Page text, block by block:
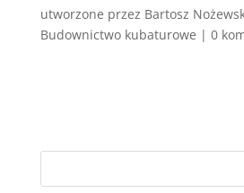
utworzone przez Bartosz
Budownictwo kubaturowe | 0